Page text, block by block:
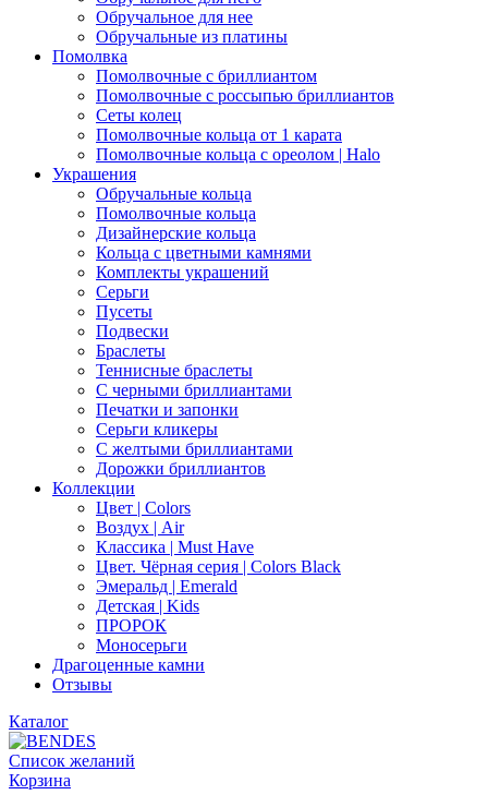
Обручальное для нее
Обручальные из платины
Помолвка
Помолвочные с бриллиантом
Помолвочные с россыпью бриллиантов
Сеты колец
Помолвочные кольца от 1 карата
Помолвочные кольца с ореолом | Halo
Украшения
Обручальные кольца
Помолвочные кольца
Дизайнерские кольца
Кольца с цветными камнями
Комплекты украшений
Серьги
Пусеты
Подвески
Браслеты
Теннисные браслеты
C черными бриллиантами
Печатки и запонки
Серьги кликеры
С желтыми бриллиантами
Дорожки бриллиантов
Коллекции
Цвет | Colors
Воздух | Air
Классика | Must Have
Цвет. Чёрная серия | Colors Black
Эмеральд | Emerald
Детская | Kids
ПРОРОК
Моносерьги
Драгоценные камни
Отзывы
Каталог
Список желаний
Корзина